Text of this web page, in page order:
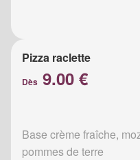
Pizza raclette
Dès 9.00 €
Base crème fraîche,
pommes de terre